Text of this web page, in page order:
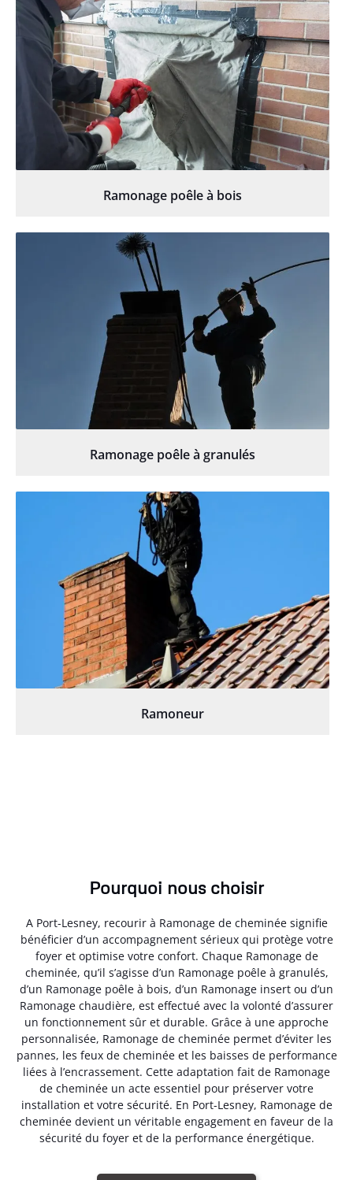
Ramonage poêle à bois
Ramonage poêle à granulés
Ramoneur
Pourquoi nous choisir
A Port-Lesney, recourir à Ramonage de cheminée signifie
bénéficier d’un accompagnement sérieux qui protège votre
foyer et optimise votre confort. Chaque Ramonage de
cheminée, qu’il s’agisse d’un Ramonage poêle à granulés,
d’un Ramonage poêle à bois, d’un Ramonage insert ou d’un
Ramonage chaudière, est effectué avec la volonté d’assurer
un fonctionnement sûr et durable. Grâce à une approche
personnalisée, Ramonage de cheminée permet d’éviter les
pannes, les feux de cheminée et les baisses de performance
liées à l’encrassement. Cette adaptation fait de Ramonage
de cheminée un acte essentiel pour préserver votre
installation et votre sécurité. En Port-Lesney, Ramonage de
cheminée devient un véritable engagement en faveur de la
sécurité du foyer et de la performance énergétique.